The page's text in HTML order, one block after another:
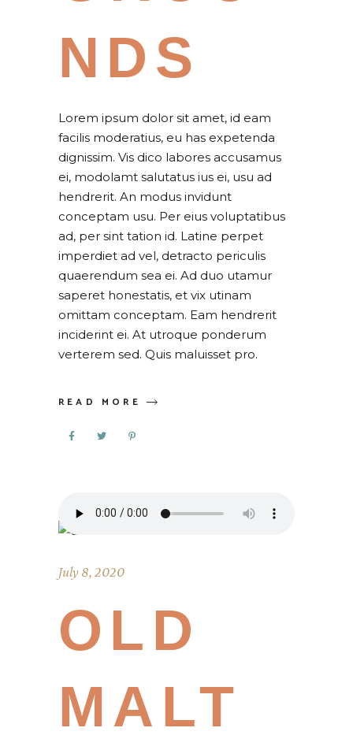
NDS
Lorem ipsum dolor sit amet, id eam
facilis moderatius, eu has expetenda
dignissim. Vis dico labores accusamus
ei, modolamt salutatus ius ei, usu ad
hendrerit. An modus invidunt
conceptam usu. Per eius voluptatibus
ad, per sint tation id. Latine perpet
imperdiet ad vel, detracto periculis
quaerendum sea ei. Ad duo utamur
saperet honestatis, et vix utinam
omittam conceptam. Eam hendrerit
inciderint ei. At utroque ponderum
verterem sed. Quis maluisset pro.
READ MORE
July 8, 2020
OLD
MALT